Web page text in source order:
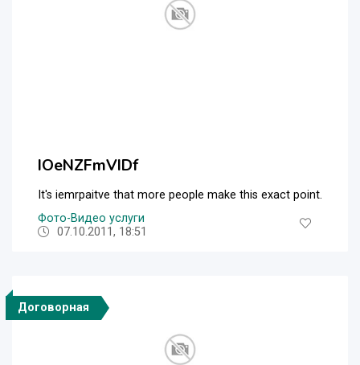
IOeNZFmVIDf
It's iemrpaitve that more people make this exact point.
Фото-Видео услуги
07.10.2011, 18:51
Договорная